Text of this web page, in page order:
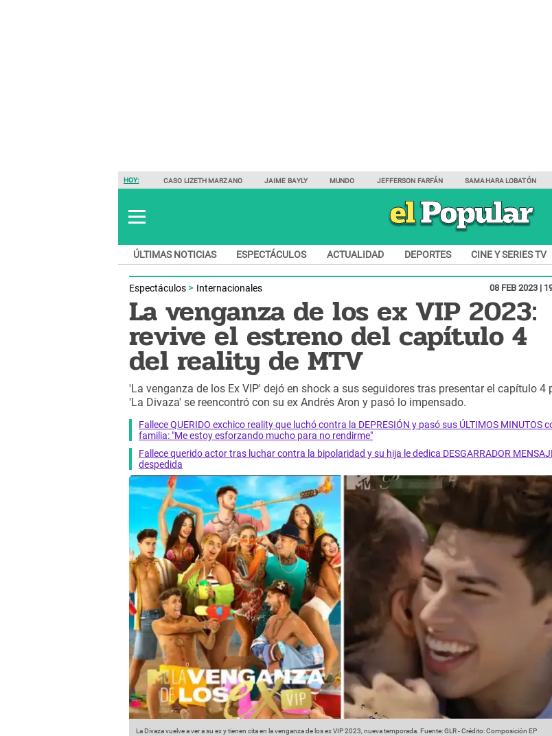
HOY: CASO LIZETH MARZANO JAIME BAYLY MUNDO JEFFERSON FARFÁN SAMAHARA LOBATÓN
ÚLTIMAS NOTICIAS ESPECTÁCULOS ACTUALIDAD DEPORTES CINE Y SERIES TV
Espectáculos Internacionales 08 FEB 2023 |
La venganza de los ex VIP 2023:
revive el estreno del capítulo 4
del reality de MTV
'La venganza de los Ex VIP' dejó en shock a sus seguidores tras presentar el capítulo 4
'La Divaza' se reencontró con su ex Andrés Aron y pasó lo impensado.
Fallece QUERIDO exchico reality que luchó contra la DEPRESIÓN y pasó sus ÚLTIMOS MINUTOS
familia: "Me estoy esforzando mucho para no rendirme"
Fallece querido actor tras luchar contra la bipolaridad y su hija le dedica DESGARRADOR
despedida
La Divaza vuelve a ver a su ex y tienen cita en la venganza de los ex VIP 2023, nueva temporada. Fuente: GLR-Crédito: Composición EP